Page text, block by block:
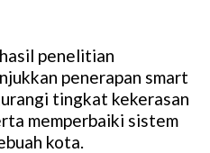
penelitian
penerapan smart
tingkat kekerasan
memperbaiki sistem
kota.